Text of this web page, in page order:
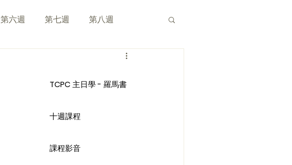
第六週 第七週 第八週
TCPC 主日學 - 羅馬書
十週課程
課程影音